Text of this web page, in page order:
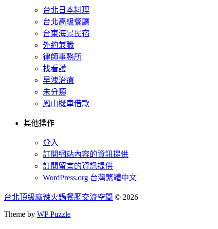
台北日本料理
台北高級餐廳
台東海景民宿
外約兼職
律師事務所
找看護
早洩治療
未分類
鳳山機車借款
其他操作
登入
訂閱網站內容的資訊提供
訂閱留言的資訊提供
WordPress.org 台灣繁體中文
台北頂級麻辣火鍋餐廳交流空間 © 2026
Theme by WP Puzzle